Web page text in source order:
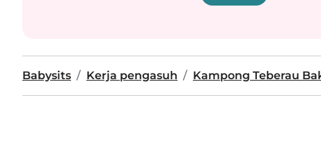
Babysits Kerja pengasuh Kampong Teberau